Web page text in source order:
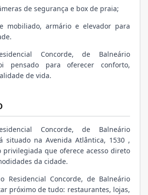
de segurança e box de praia;
mobiliado, armário e elevador para
Concorde, de Balneário
pensado para oferecer conforto,
de vida.
Concorde, de Balneário
situado na Avenida Atlântica, 1530 ,
privilegiada que oferece acesso direto
da cidade.
Residencial Concorde, de Balneário
próximo de tudo: restaurantes, lojas,